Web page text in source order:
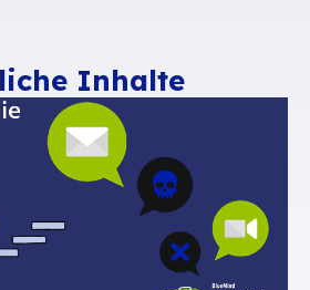
zu einem Hauptbaustein,
Umgebung aufbauen